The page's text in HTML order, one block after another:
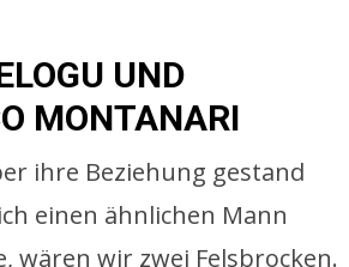
UND
MONTANARI
ihre Beziehung gestand
einen ähnlichen Mann
wären wir zwei Felsbrocken.